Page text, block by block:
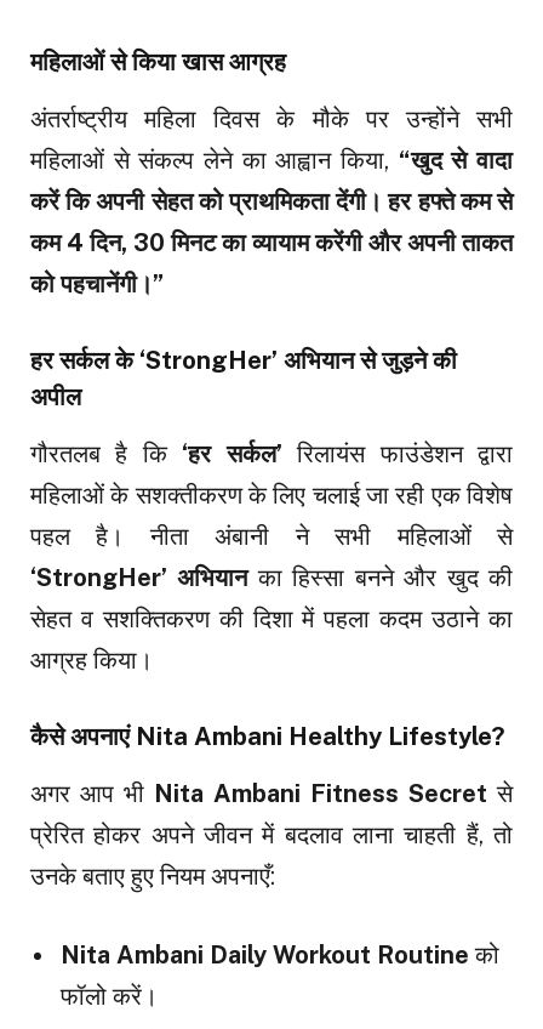
महिलाओं से किया खास आग्रह
अंतर्राष्ट्रीय महिला दिवस के मौके पर उन्होंने सभी
महिलाओं से संकल्प लेने का आह्वान किया, “खुद से वादा
करें कि अपनी सेहत को प्राथमिकता देंगी। हर हफ्ते कम से
कम 4 दिन, 30 मिनट का व्यायाम करेंगी और अपनी ताकत
को पहचानेंगी।”
हर सर्कल के ‘StrongHer’ अभियान से जुड़ने की
अपील
गौरतलब है कि ‘हर सर्कल’ रिलायंस फाउंडेशन द्वारा
महिलाओं के सशक्तीकरण के लिए चलाई जा रही एक विशेष
पहल है। नीता अंबानी ने सभी महिलाओं से
‘StrongHer’ अभियानका हिस्सा बनने और खुद की
सेहत व सशक्तिकरण की दिशा में पहला कदम उठाने का
आग्रह किया।
कैसे अपनाएं Nita Ambani Healthy Lifestyle?
अगर आप भी Nita Ambani Fitness Secret से
प्रेरित होकर अपने जीवन में बदलाव लाना चाहती हैं, तो
उनके बताए हुए नियम अपनाएँ:
Nita Ambani Daily Workout Routine को
फॉलो करें।